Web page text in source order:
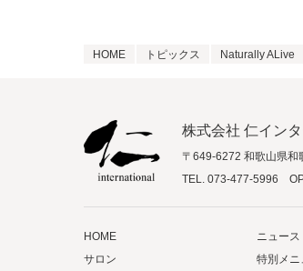
HOME トピックス Naturally ALive
株式会社 仁イン
〒649-6272 和歌山県和
TEL.073-477-5996
HOME
ニュー
サロン
特別メニ